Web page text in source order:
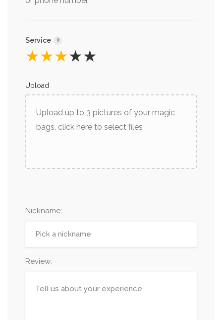
Service
★
★
★
★
★
Upload
Upload up to 3 pictures of your magic
bags, click here to select files
Nickname:
Review: